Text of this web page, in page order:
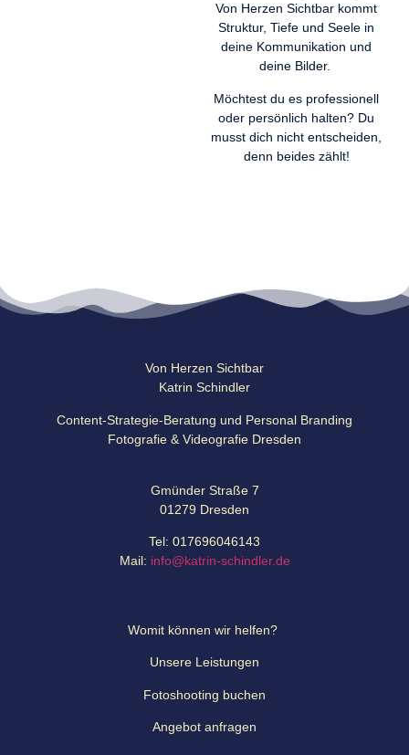
Von Herzen Sichtbar kommt
Struktur, Tiefe und Seele in
deine Kommunikation und
deine Bilder.
Möchtest du es professionell
oder persönlich halten? Du
musst dich nicht entscheiden,
denn beides zählt!
Von Herzen Sichtbar
Katrin Schindler
Content-Strategie-Beratung und Personal Branding
Fotografie & Videografie Dresden
Gmünder Straße 7
01279 Dresden
Tel: 017696046143
Mail: info@katrin-schindler.de
Womit können wir helfen?
Unsere Leistungen
Fotoshooting buchen
Angebot anfragen